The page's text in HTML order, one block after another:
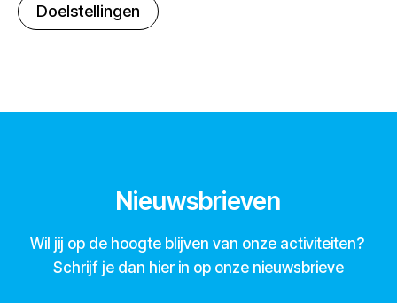
Doelstellingen
Nieuwsbrieven
Wil jij op de hoogte blijven van onze activiteiten?
Schrijf je dan hier in op onze nieuwsbrieve